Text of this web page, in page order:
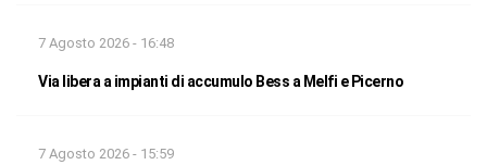
7 Agosto 2026 - 16:48
Via libera a impianti di accumulo Bess a Melfi e Picerno
7 Agosto 2026 - 15:59